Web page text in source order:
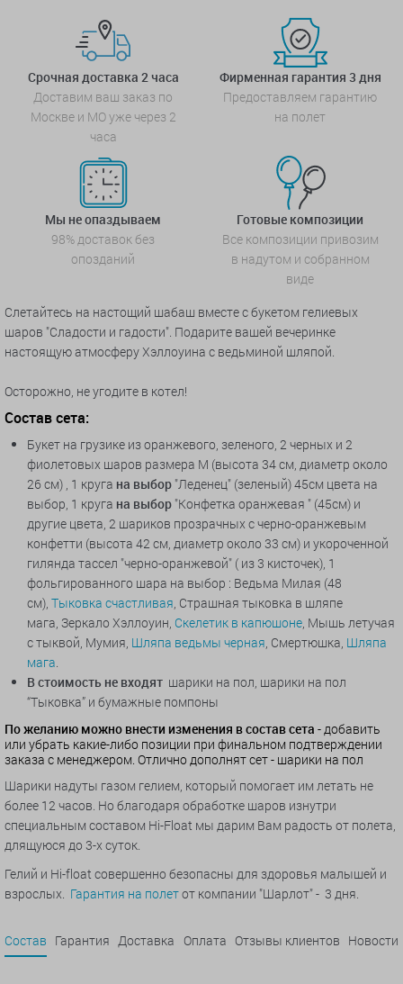
Срочная доставка 2 часа
Доставим ваш заказ по
Москве и МО уже через 2
часа
Фирменная гарантия 3 дня
Предоставляем гарантию
на полет
Мы не опаздываем
98% доставок без
опозданий
Готовые композиции
Все композиции привозим
в надутом и собранном
виде
Слетайтесь на настощий шабаш вместе с букетом гелиевых
шаров "Сладости и гадости". Подарите вашей вечеринке
настоящую атмосферу Хэллоуина с ведьминой шляпой.
Осторожно, не угодите в котел!
Состав сета:
Букет на грузике из оранжевого, зеленого, 2 черных и 2
фиолетовых шаров размера M (высота 34 см, диаметр около
26 см) , 1 круга на выбор "Леденец" (зеленый) 45см цвета на
выбор, 1 круга на выбор "Конфетка оранжевая " (45см) и
другие цвета, 2 шариков прозрачных с черно-оранжевым
конфетти (высота 42 см, диаметр около 33 см) и укороченной
гилянда тассел "черно-оранжевой" ( из 3 кисточек), 1
фольгированного шара на выбор : Ведьма Милая (48
см), Тыковка счастливая, Страшная тыковка в шляпе
мага, Зеркало Хэллоуин, Скелетик в капюшоне, Мышь летучая
с тыквой, Мумия, Шляпа ведьмы черная, Смертюшка, Шляпа
мага.
В стоимость не входят шарики на пол, шарики на пол
“Тыковка” и бумажные помпоны
По желанию можно внести изменения в состав сета - добавить
или убрать какие-либо позиции при финальном подтверждении
заказа с менеджером. Отлично дополнят сет - шарики на пол
Шарики надуты газом гелием, который помогает им летать не
более 12 часов. Но благодаря обработке шаров изнутри
специальным составом Hi-Float мы дарим Вам радость от полета,
длящуюся до 3-х суток.
Гелий и Hi-float совершенно безопасны для здоровья малышей и
взрослых. Гарантия на полетот компании "Шарлот" - 3 дня.
Состав Гарантия Доставка Оплата Отзывы клиентов Новости